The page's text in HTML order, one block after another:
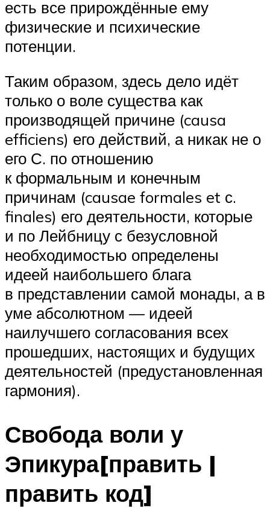
есть все прирождённые ему
физические и психические
потенции.
Таким образом, здесь дело идёт
только о воле существа как
производящей причине (causa
efficiens) его действий, а никак не о
его С. по отношению
к формальным и конечным
причинам (causae formales et с.
finales) его деятельности, которые
и по Лейбницу с безусловной
необходимостью определены
идеей наибольшего блага
в представлении самой монады, а в
уме абсолютном — идеей
наилучшего согласования всех
прошедших, настоящих и будущих
деятельностей (предустановленная
гармония).
Свобода воли у
Эпикура[править |
править код]